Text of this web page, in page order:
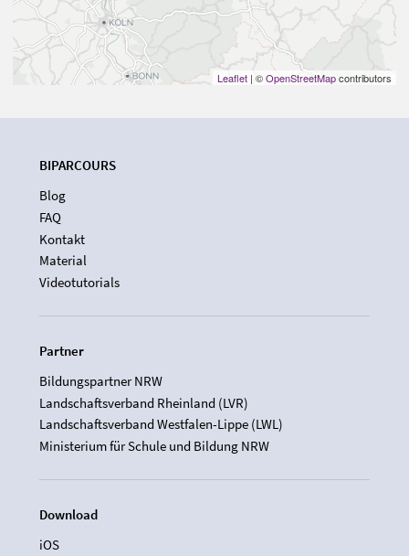
Leaflet | ©OpenStreetMapcontributors
BIPARCOURS
Blog
FAQ
Kontakt
Material
Videotutorials
Partner
Bildungspartner NRW
Landschaftsverband Rheinland (LVR)
Landschaftsverband Westfalen-Lippe (LWL)
Ministerium für Schule und Bildung NRW
Download
iOS